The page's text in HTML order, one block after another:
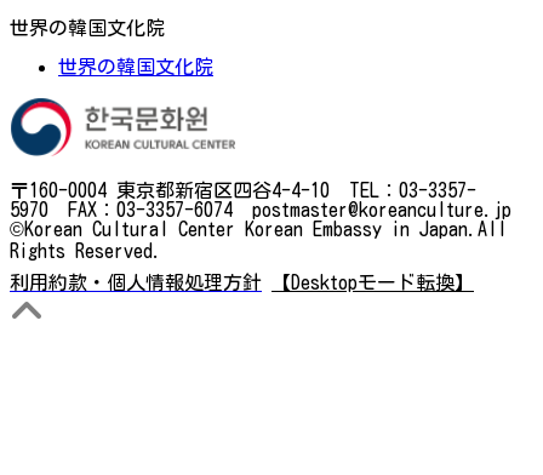
世界の韓国文化院
世界の韓国文化院
〒160-0004 東京都新宿区四谷4-4-10 TEL：03-3357-
5970 FAX：03-3357-6074 postmaster@koreanculture.jp
©Korean Cultural Center Korean Embassy in Japan.All
Rights Reserved.
利用約款・個人情報処理方針
【Desktopモード転換】